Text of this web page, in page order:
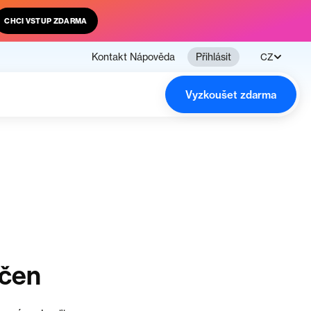
CHCI VSTUP ZDARMA
Kontakt Nápověda Přihlásit CZ
Vyzkoušet zdarma